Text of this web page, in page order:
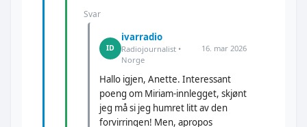
Svar
ID
ivarradio
Radiojournalist •
Norge
16. mar 2026
Hallo igjen, Anette. Interessant
poeng om Miriam-innlegget, skjønt
jeg må si jeg humret litt av den
forvirringen! Men, apropos